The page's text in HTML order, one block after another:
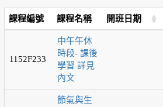
課程編號 課程名稱 開班日期
1152F233
中午午休
時段- 課後
學習 詳見
內文
節氣與生